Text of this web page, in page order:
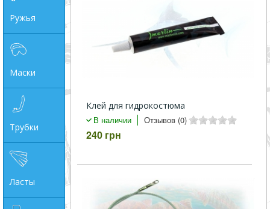
Категории
Производитель
от
до
грн
Ружья
Маски
Трубки
Ласты
Клей для гидрокостюма
В наличии
Отзывов (0)
240 грн